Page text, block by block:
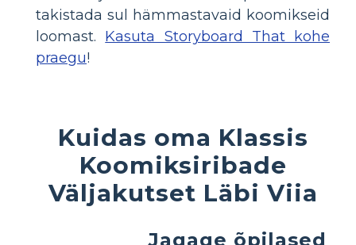
takistada sul hämmastavaid koomikseid
loomast. Kasuta Storyboard That kohe
praegu!
Kuidas oma Klassis
Koomiksiribade
Väljakutset Läbi Viia
Jagage õpilased